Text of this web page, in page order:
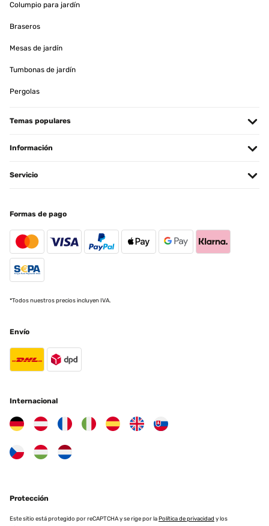
Columpio para jardín
Braseros
Mesas de jardín
Tumbonas de jardín
Pergolas
Temas populares
Información
Servicio
Formas de pago
*Todos nuestros precios incluyen IVA.
Envío
Internacional
Protección
Este sitio está protegido por reCAPTCHA y se rige por laPolítica de privacidad y los